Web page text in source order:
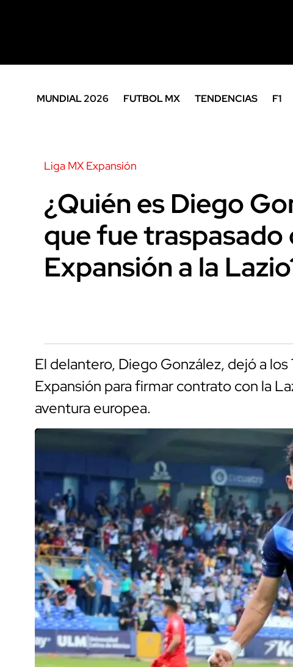
MUNDIAL 2026 FUTBOL MX TENDENCIAS
F1
Liga MX Expansión
¿Quién es Diego
que fue traspasado
Expansión a la
El delantero, Diego González, dejó a
Expansión para firmar contrato con la
aventura europea.